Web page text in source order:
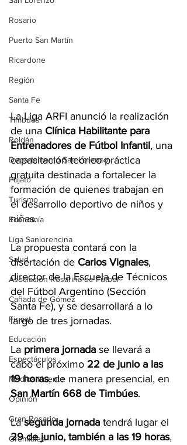
Rosario
Puerto San Martín
Ricardone
Región
Santa Fe
Timbúes
Roldán
Departamento San Lorenzo
Pujato
Turismo
Economía
Liga Sanlorencina
Salud
Asociación Rosarina de Fútbol
Cañada de Gómez
Firmat
Educación
Espectáculos
Medioambiente
Opinión
Gran Rosario
Gremiales
La Liga ARFI anunció la realización
de una Clínica Habilitante para
Entrenadores de Fútbol Infantil, una
capacitación teórico-práctica
gratuita destinada a fortalecer la
formación de quienes trabajan en
el desarrollo deportivo de niños y
niñas.
La propuesta contará con la
disertación de Carlos Vignales,
director de la Escuela de Técnicos
del Fútbol Argentino (Sección
Santa Fe), y se desarrollará a lo
largo de tres jornadas.
La primera jornada se llevará a
cabo el próximo 22 de junio a las
19 horas, de manera presencial, en
San Martín 668 de Timbúes.
La segunda jornada tendrá lugar el
29 de junio, también a las 19 horas,